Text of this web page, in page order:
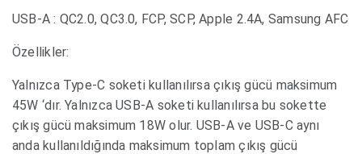
USB-A : QC2.0, QC3.0, FCP, SCP, Apple 2.4A, Samsung AFC
Özellikler:
Yalnızca Type-C soketi kullanılırsa çıkış gücü maksimum
45W ‘dır. Yalnızca USB-A soketi kullanılırsa bu sokette
çıkış gücü maksimum 18W olur. USB-A ve USB-C aynı
anda kullanıldığında maksimum toplam çıkış gücü